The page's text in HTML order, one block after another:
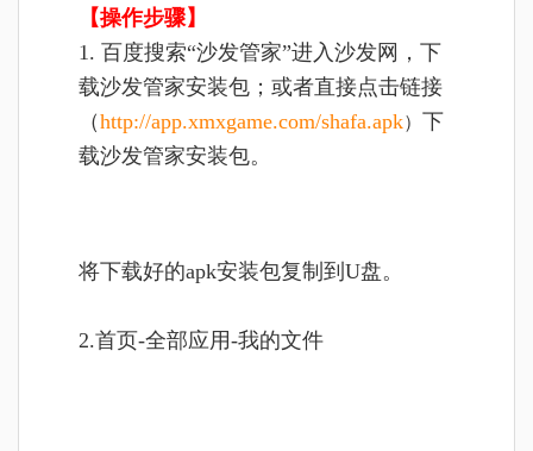
【操作步骤】
1. 百度搜索“沙发管家”进入沙发网，下
载沙发管家安装包；或者直接点击链接
（http://app.xmxgame.com/shafa.apk） 下
载沙发管家安装包。
将下载好的apk安装包复制到U盘。
2.首页-全部应用-我的文件